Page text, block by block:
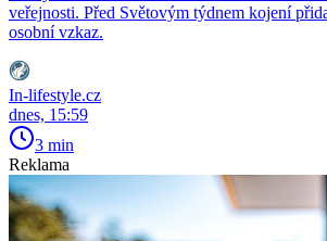
veřejnosti. Před Světovým týdnem kojení
osobní vzkaz.
In-lifestyle.cz
dnes, 15:59
3 min
Reklama